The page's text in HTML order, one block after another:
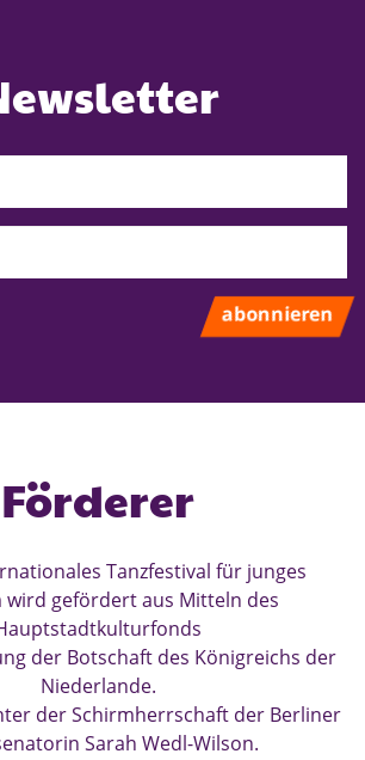
abonnieren
Förderer
Tanzfestival für junges
wird gefördert aus Mitteln des
der Botschaft des Königreichs der
Niederlande.
der Schirmherrschaft der Berliner
Sarah Wedl-Wilson.